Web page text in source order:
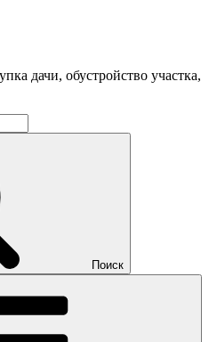
дачи, обустройство участка,
Поиск